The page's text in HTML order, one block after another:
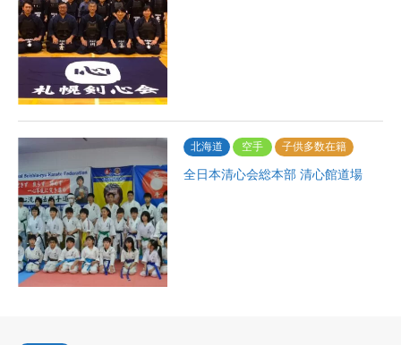
北海道 空手 子供多数在籍
全日本清心会総本部 清心館道場